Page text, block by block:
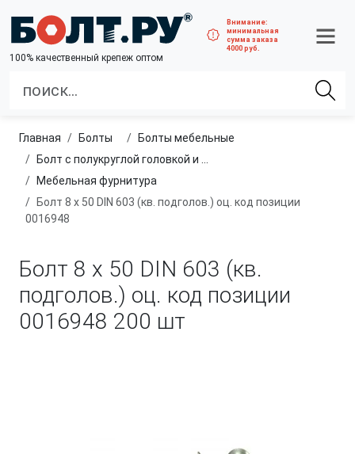
100% качественный крепеж оптом
Внимание:
минимальная
сумма заказа
4000 руб.
Главная болты
болты мебельные
Болт с полукруглой головкой и квадратным подголовником
Мебельная фурнитура
Болт 8 х 50 DIN 603 (кв. подголов.) оц. код позиции
0016948
Болт 8 х 50 DIN 603 (кв.
подголов.) оц. код позиции
0016948 200 шт